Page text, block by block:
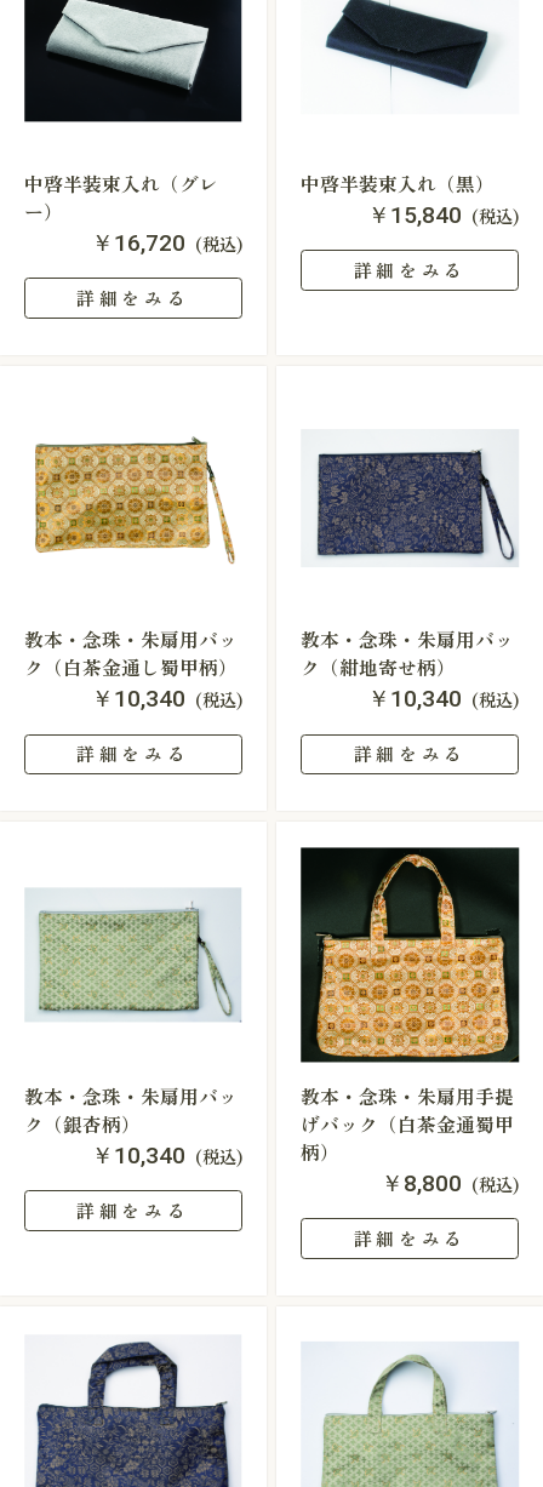
中啓半装束入れ（グレ
ー）
￥16,720 (税込)
詳細をみる
中啓半装束入れ（黒）
￥15,840 (税込)
詳細をみる
教本・念珠・朱扇用バッ
ク（白茶金通し蜀甲柄）
￥10,340 (税込)
詳細をみる
教本・念珠・朱扇用バッ
ク（紺地寄せ柄）
￥10,340 (税込)
詳細をみる
教本・念珠・朱扇用バッ
ク（銀杏柄）
￥10,340 (税込)
詳細をみる
教本・念珠・朱扇用手提
げバック（白茶金通蜀甲
柄）
￥8,800 (税込)
詳細をみる